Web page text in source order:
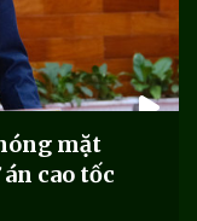
mặt
cao tốc